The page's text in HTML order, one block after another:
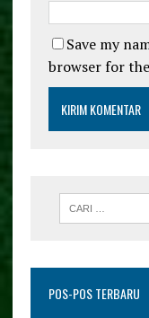
Save my
browser for
POS-POS TERBARU